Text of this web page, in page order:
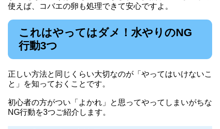
使えば、コバエの卵も処理できて安心ですよ。
これはやってはダメ！水やりのNG
行動3つ
正しい方法と同じくらい大切なのが「やってはいけないこ
と」を知っておくことです。
初心者の方がつい「よかれ」と思ってやってしまいがちな
NG行動を3つご紹介します。